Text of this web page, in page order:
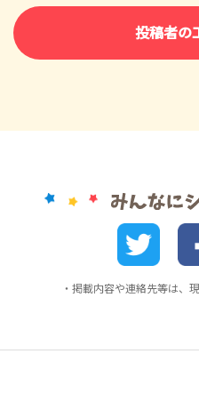
投稿者の
・掲載内容や連絡先等は、